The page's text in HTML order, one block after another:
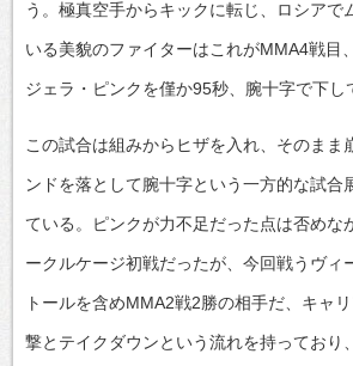
う。極真空手からキックに転じ、ロシアで
いる美貌のファイターはこれがMMA4戦目
ジェラ・ピンクを僅か95秒、腕十字で下し
この試合は組みからヒザを入れ、そのま
ンドを落として腕十字という一方的な試合
ている。ピンクが力不足だった点は否めな
ークルケージ初戦だったが、今回戦うヴィ
トールを含めMMA2戦2勝の相手だ、キャ
撃とテイクダウンという流れを持っており